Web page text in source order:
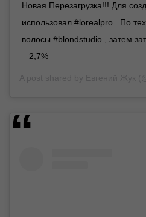
Новая Перезагрузка!!! Для
использовал #lorealpro . По
волосы #blondstudio , затем
– 2,7%